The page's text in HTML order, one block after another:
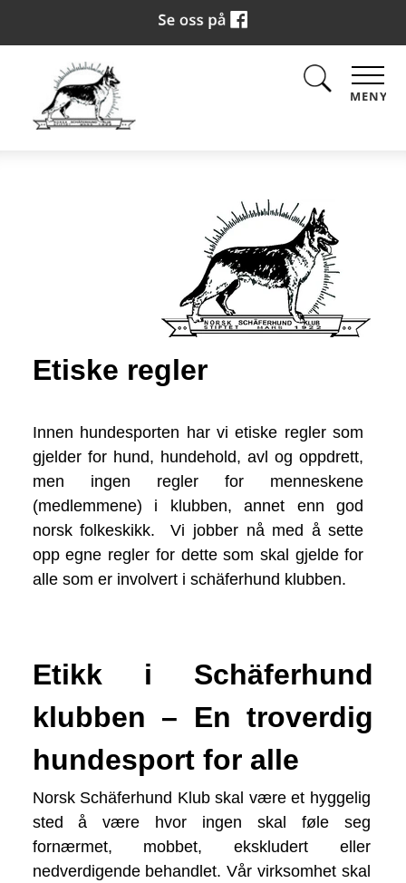
MENY
Etiske regler
Innen hundesporten har vi etiske regler som
gjelder for hund, hundehold, avl og oppdrett,
men ingen regler for menneskene
(medlemmene) i klubben, annet enn god
norsk folkeskikk.
Vi jobber nå med å sette
opp egne regler for dette som skal gjelde for
alle som er involvert i schäferhund klubben.
Etikk i Schäferhund
klubben – En troverdig
hundesport for alle
Norsk Schäferhund Klub skal være et hyggelig
sted å være hvor ingen skal føle seg
fornærmet, mobbet, ekskludert eller
nedverdigende behandlet. Vår virksomhet skal